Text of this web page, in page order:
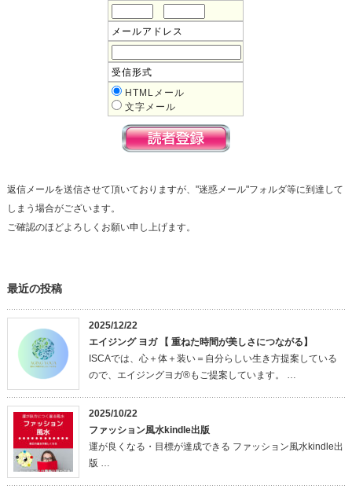
メールアドレス
受信形式
HTMLメール
文字メール
返信メールを送信させて頂いておりますが、"迷惑メール"フォルダ等に到達して
しまう場合がございます。
ご確認のほどよろしくお願い申し上げます。
最近の投稿
2025/12/22
エイジング ヨガ 【 重ねた時間が美しさにつながる】
ISCAでは、心＋体＋装い＝自分らしい生き方提案している
ので、エイジングヨガ®もご提案しています。 …
2025/10/22
ファッション風水kindle出版
運が良くなる・目標が達成できる ファッション風水kindle出
版 …